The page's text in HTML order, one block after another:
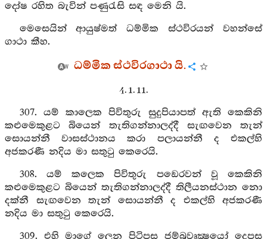
දෝෂ රහිත බැවින් පණුරැසි සඳ මෙනි යි.
මෙසෙයින් ආයුෂ්මත් ධම්මික ස්ථවිරයන් වහන්සේ
ගාථා කීහ.
ධම්මික ස්ථවිරගාථා යි.
4. 1. 11.
307. යම් කාලෙක පිවිතුරු සුදුපියාපත් ඇති කෙකිනි
කළුමෙකුළට බියෙන් තැතිගන්නාලද්දී සැඟවෙන තැන්
සොයන්නී වාසස්ථානය කරා පලායන්නී ද එකල්හි
අජකරණී නදිය මා සතුටු කෙරෙයි.
308. යම් කලෙක පිවිතුරු පඞෙරවන් වූ කෙකිනි
කළුමෙකුළට බියෙන් තැතිගන්නාලද්දී තිලීයනස්ථාන නො
දක්නී සැඟවෙන තැන් සොයන්නී ද එකල්හි අජකරණී
නදිය මා සතුටු කෙරෙයි.
309. එහි මාගේ ලෙන පිටිපස ජම්බුවෘක්‍ෂයෝ දෙපස